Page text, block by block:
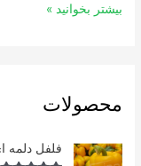
بیشتر بخوانید »
محصولات
فلفل دلمه